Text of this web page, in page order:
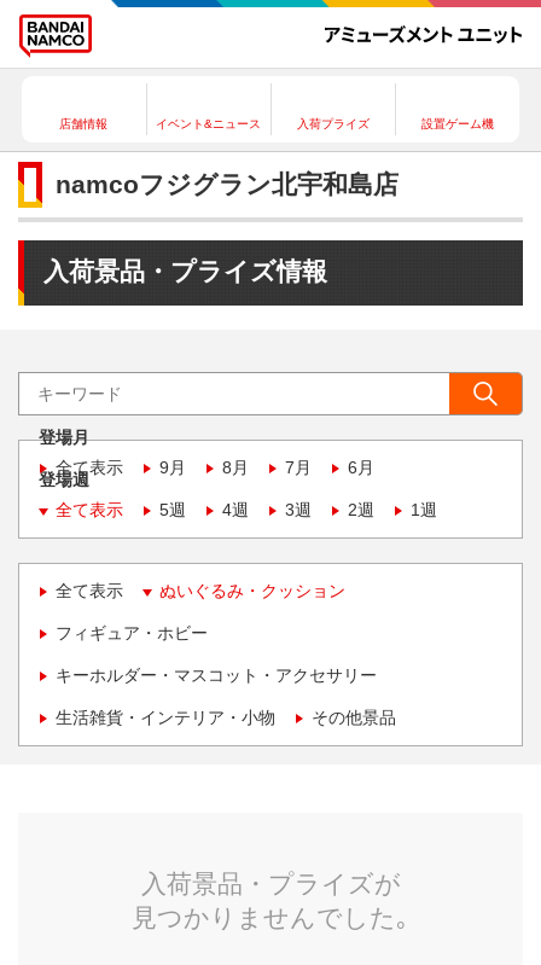
店舗情報 イベント&ニュース 入荷プライズ 設置ゲーム機
namcoフジグラン北宇和島店
入荷景品・プライズ情報
登場月
全て表示
9月 8月 7月 6月
登場週
全て表示
5週 4週 3週 2週 1週
全て表示 ぬいぐるみ・クッション
フィギュア・ホビー
キーホルダー・マスコット・アクセサリー
生活雑貨・インテリア・小物 その他景品